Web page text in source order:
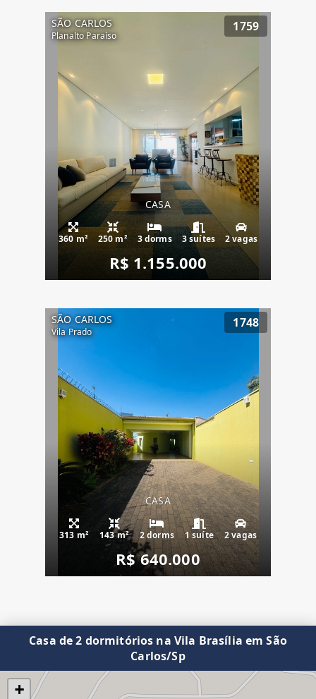
SÃO CARLOS
Planalto Paraíso
1759
CASA
360 m² 250 m² 3 dorms 3 suítes 2 vagas
R$ 1.155.000
SÃO CARLOS
Vila Prado
1748
CASA
313 m² 143 m² 2 dorms 1 suíte 2 vagas
R$ 640.000
Casa de 2 dormitórios na Vila Brasília em São
Carlos/Sp
+